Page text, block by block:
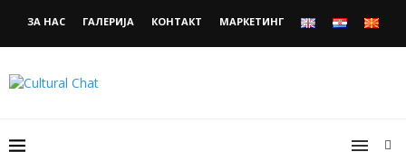
ЗА НАС ГАЛЕРИЈА КОНТАКТ МАРКЕТИНГ